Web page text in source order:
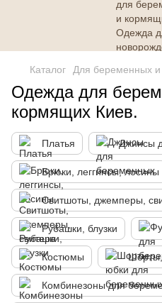
Каталог Для беременных
Одежда для
кормящих Киев.
Платья Джинсы
Брюки, леггинсы, лосины
Свитшоты, джемперы,
Рубашки, блузки
Костюмы
Комбинезоны для